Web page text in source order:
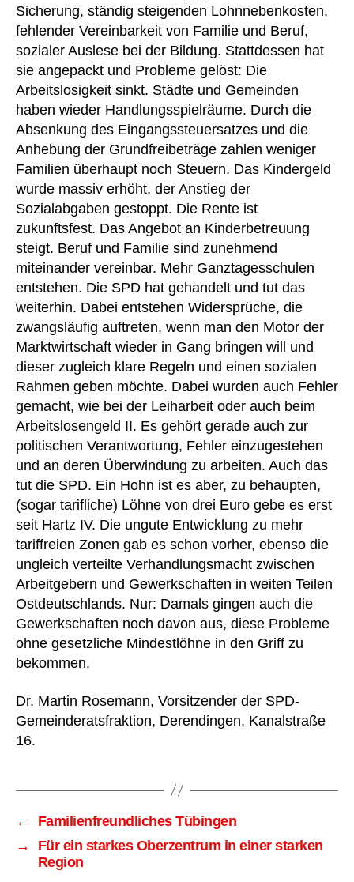
Sicherung, ständig steigenden Lohnnebenkosten,
fehlender Vereinbarkeit von Familie und Beruf,
sozialer Auslese bei der Bildung. Stattdessen hat
sie angepackt und Probleme gelöst: Die
Arbeitslosigkeit sinkt. Städte und Gemeinden
haben wieder Handlungsspielräume. Durch die
Absenkung des Eingangssteuersatzes und die
Anhebung der Grundfreibeträge zahlen weniger
Familien überhaupt noch Steuern. Das Kindergeld
wurde massiv erhöht, der Anstieg der
Sozialabgaben gestoppt. Die Rente ist
zukunftsfest. Das Angebot an Kinderbetreuung
steigt. Beruf und Familie sind zunehmend
miteinander vereinbar. Mehr Ganztagesschulen
entstehen. Die SPD hat gehandelt und tut das
weiterhin. Dabei entstehen Widersprüche, die
zwangsläufig auftreten, wenn man den Motor der
Marktwirtschaft wieder in Gang bringen will und
dieser zugleich klare Regeln und einen sozialen
Rahmen geben möchte. Dabei wurden auch Fehler
gemacht, wie bei der Leiharbeit oder auch beim
Arbeitslosengeld II. Es gehört gerade auch zur
politischen Verantwortung, Fehler einzugestehen
und an deren Überwindung zu arbeiten. Auch das
tut die SPD. Ein Hohn ist es aber, zu behaupten,
(sogar tarifliche) Löhne von drei Euro gebe es erst
seit Hartz IV. Die ungute Entwicklung zu mehr
tariffreien Zonen gab es schon vorher, ebenso die
ungleich verteilte Verhandlungsmacht zwischen
Arbeitgebern und Gewerkschaften in weiten Teilen
Ostdeutschlands. Nur: Damals gingen auch die
Gewerkschaften noch davon aus, diese Probleme
ohne gesetzliche Mindestlöhne in den Griff zu
bekommen.
Dr. Martin Rosemann, Vorsitzender der SPD-
Gemeinderatsfraktion, Derendingen, Kanalstraße
16.
←
Familienfreundliches Tübingen
→
Für ein starkes Oberzentrum in einer starken
Region